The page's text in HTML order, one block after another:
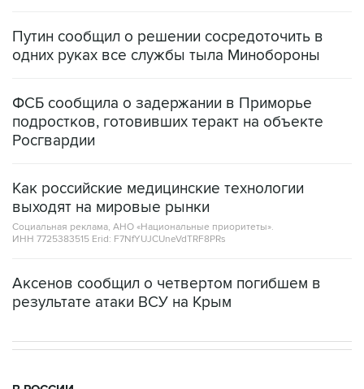
Путин сообщил о решении сосредоточить в
одних руках все службы тыла Минобороны
ФСБ сообщила о задержании в Приморье
подростков, готовивших теракт на объекте
Росгвардии
Как российские медицинские технологии
выходят на мировые рынки
Социальная реклама, АНО «Национальные приоритеты».
ИНН 7725383515 Erid: F7NfYUJCUneVdTRF8PRs
Аксенов сообщил о четвертом погибшем в
результате атаки ВСУ на Крым